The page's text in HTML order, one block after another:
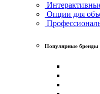
Опции для
Популярные бренды